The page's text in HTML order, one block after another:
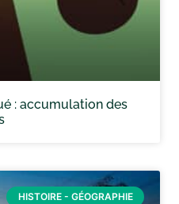
: accumulation des
HISTOIRE - GÉOGRAPHIE